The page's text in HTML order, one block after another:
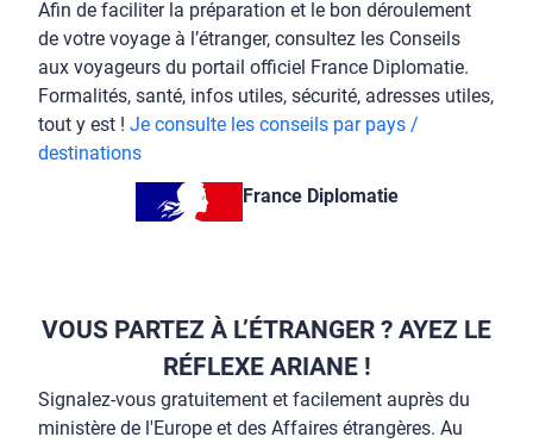
Afin de faciliter la préparation et le bon déroulement
de votre voyage à l’étranger, consultez les Conseils
aux voyageurs du portail officiel France Diplomatie.
Formalités, santé, infos utiles, sécurité, adresses utiles,
tout y est ! Je consulte les conseils par pays /
destinations
France Diplomatie
VOUS PARTEZ À L’ÉTRANGER ? AYEZ LE
RÉFLEXE ARIANE !
Signalez-vous gratuitement et facilement auprès du
ministère de l'Europe et des Affaires étrangères. Au